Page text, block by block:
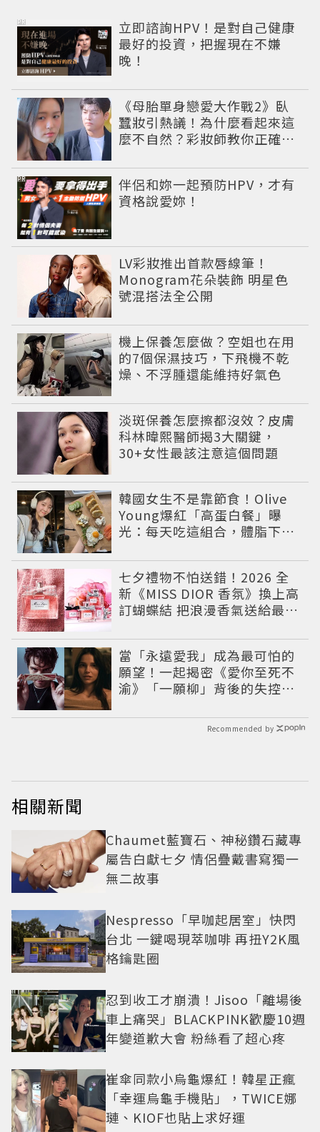
立即諮詢HPV！是對自己健康
最好的投資，把握現在不嫌
晚！
PR
《母胎單身戀愛大作戰2》臥
蠶妝引熱議！為什麼看起來這
麼不自然？彩妝師教你正確畫
伴侶和妳一起預防HPV，才有
資格說愛妳！
PR
LV彩妝推出首款唇線筆！
Monogram花朵裝飾 明星色
號混搭法全公開
機上保養怎麼做？空姐也在用
的7個保濕技巧，下飛機不乾
燥、不浮腫還能維持好氣色
淡斑保養怎麼擦都沒效？皮膚
科林暐熙醫師揭3大關鍵，
30+女性最該注意這個問題
韓國女生不是靠節食！Olive
Young爆紅「高蛋白餐」曝
光：每天吃這組合，體脂下降
七夕禮物不怕送錯！2026 全
新《MISS DIOR 香氛》換上高
訂蝴蝶結 把浪漫香氣送給最重
當「永遠愛我」成為最可怕的
願望！一起揭密《愛你至死不
渝》「一願柳」背後的失控愛
Recommended by
相關新聞
Chaumet藍寶石、神秘鑽石藏專
屬告白獻七夕 情侶疊戴書寫獨一
無二故事
Nespresso「早咖起居室」快閃
台北 一鍵喝現萃咖啡 再扭Y2K風
格鑰匙圈
忍到收工才崩潰！Jisoo「離場後
車上痛哭」BLACKPINK歡慶10週
年變道歉大會 粉絲看了超心疼
崔傘同款小烏龜爆紅！韓星正瘋
「幸運烏龜手機貼」，TWICE娜
璉、KIOF也貼上求好運